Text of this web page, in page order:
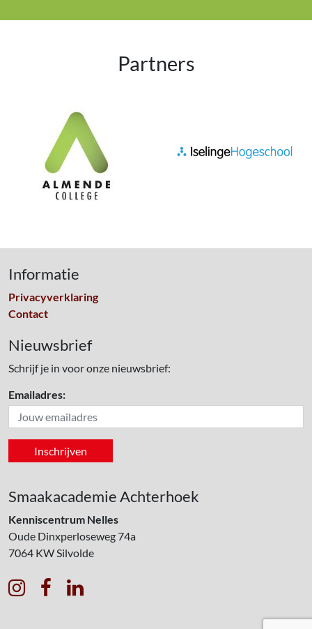
Partners
Informatie
Privacyverklaring
Contact
Nieuwsbrief
Schrijf je in voor onze nieuwsbrief:
Emailadres:
Smaakacademie Achterhoek
Kenniscentrum Nelles
Oude Dinxperloseweg 74a
7064 KWSilvolde
  